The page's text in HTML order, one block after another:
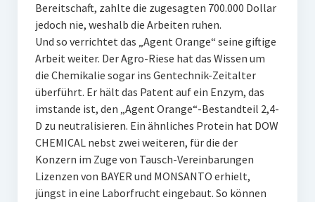
Bereitschaft, zahlte die zugesagten 700.000 Dollar
jedoch nie, weshalb die Arbeiten ruhen.
Und so verrichtet das „Agent Orange“ seine giftige
Arbeit weiter. Der Agro-Riese hat das Wissen um
die Chemikalie sogar ins Gentechnik-Zeitalter
überführt. Er hält das Patent auf ein Enzym, das
imstande ist, den „Agent Orange“-Bestandteil 2,4-
D zu neutralisieren. Ein ähnliches Protein hat DOW
CHEMICAL nebst zwei weiteren, für die der
Konzern im Zuge von Tausch-Vereinbarungen
Lizenzen von BAYER und MONSANTO erhielt,
jüngst in eine Laborfrucht eingebaut. So können